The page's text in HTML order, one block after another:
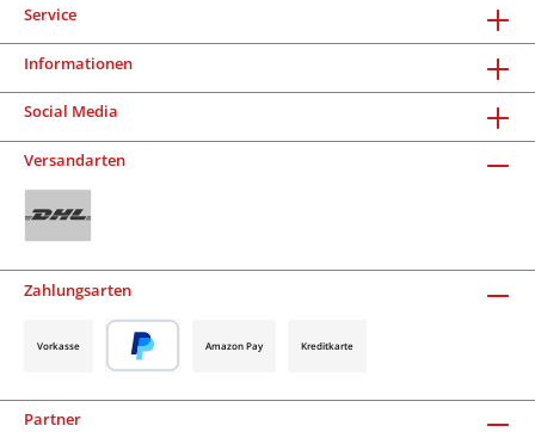
Service
Informationen
Social Media
Versandarten
Zahlungsarten
Vorkasse Amazon Pay Kreditkarte
Partner